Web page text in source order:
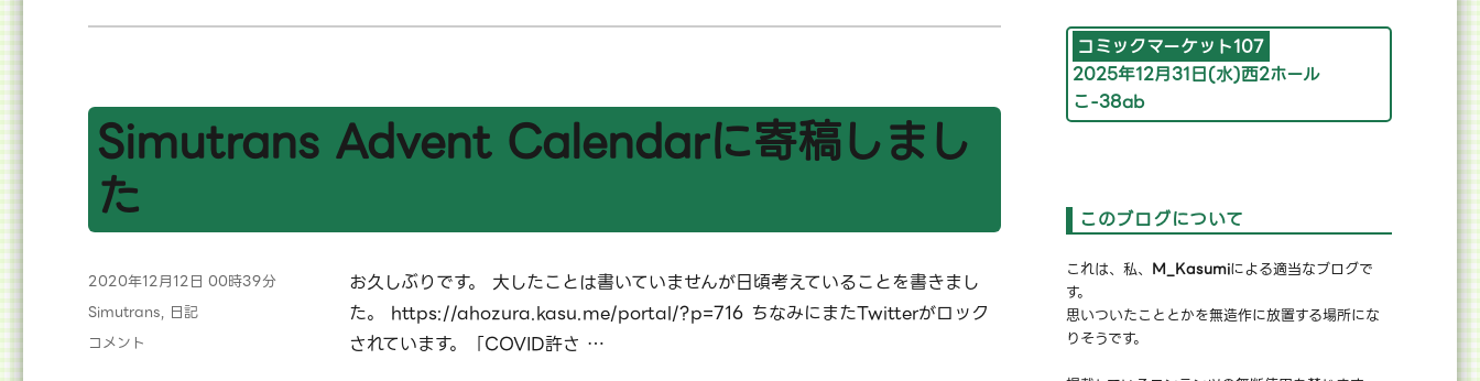
い
ま
す。
へ
Simutrans Advent Calendarに寄稿しまし
た
投
稿
2020年12月12日 00時39分
カ
テ
Simutrans, 日記
Simutrans
コメント
お久しぶりです。 大したことは書いていませんが日頃考えていることを書きまし
た。 https://ahozura.kasu.me/portal/?p=716 ちなみにまたTwitterがロック
されています。「COVID許さ …
コミックマーケット107
2025年12月31日(水)西2ホール
こ-38ab
このブログについて
これは、私、 M_Kasumiによる適当なブログで
す。
思いついたこととかを無造作に放置する場所にな
りそうです。